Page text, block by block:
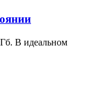
В идеальном